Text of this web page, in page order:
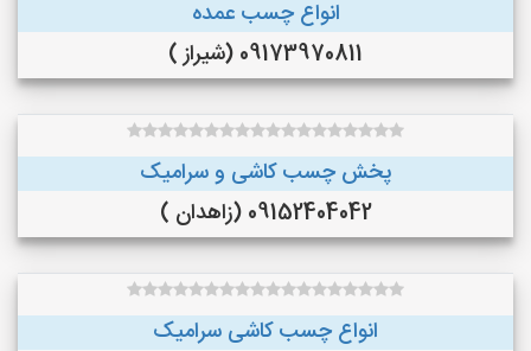
انواع چسب عمده
09173970811 (شیراز )
پخش چسب کاشی و سرامیک
09152404042 (زاهدان )
انواع چسب کاشی سرامیک